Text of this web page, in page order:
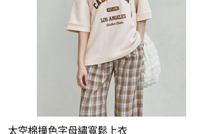
太空棉撞色字母繡寬鬆上衣